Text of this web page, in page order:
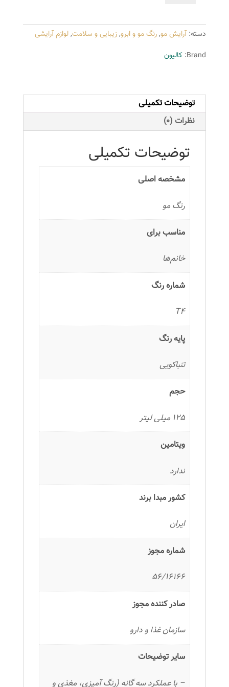
سری
تنباکویی
شماره
125
میلی
لیتر
رنگ
تنباکویی
تیره
عدد
دسته:آرایش مو,رنگ مو و ابرو,زیبایی و سلامت,لوازم آرایشی
Brand: کالیون
توضیحات تکمیلی
نظرات (0)
توضیحات تکمیلی
مشخصه اصلی
رنگ مو
مناسب برای
خانم‌ها
شماره رنگ
T4
پایه رنگ
تنباکویی
حجم
125 میلی لیتر
ویتامین
ندارد
کشور مبدا برند
ایران
شماره مجوز
56/16166
صادر کننده مجوز
سازمان غذا و دارو
سایر توضیحات
– با عملکرد سه گانه (رنگ آمیزی، مغذی و